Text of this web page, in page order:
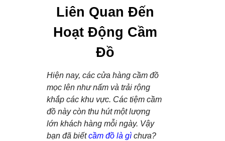
Liên Quan Đến
Hoạt Động Cầm
Đồ
Hiện nay, các cửa hàng cầm đồ
mọc lên như nấm và trải rộng
khắp các khu vực. Các tiệm cầm
đồ này còn thu hút một lượng
lớn khách hàng mỗi ngày. Vậy
bạn đã biếtcầm đồ là gì chưa?